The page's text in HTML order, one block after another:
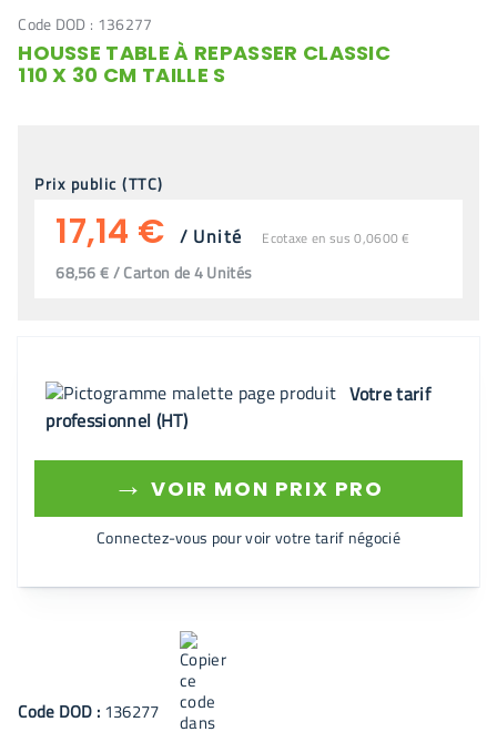
Code DOD : 136277
HOUSSE TABLE À REPASSER CLASSIC
110 X 30 CM TAILLE S
Prix public (TTC)
17,14 € / Unité Ecotaxe en sus 0,0600 €
68,56 € / Carton de 4 Unités
Votre tarif
professionnel (HT)
→ VOIR MON PRIX PRO
Connectez-vous pour voir votre tarif négocié
Code DOD : 136277